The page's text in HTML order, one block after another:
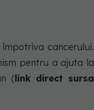
cancerului.
pentru a ajuta la
(link direct sursa